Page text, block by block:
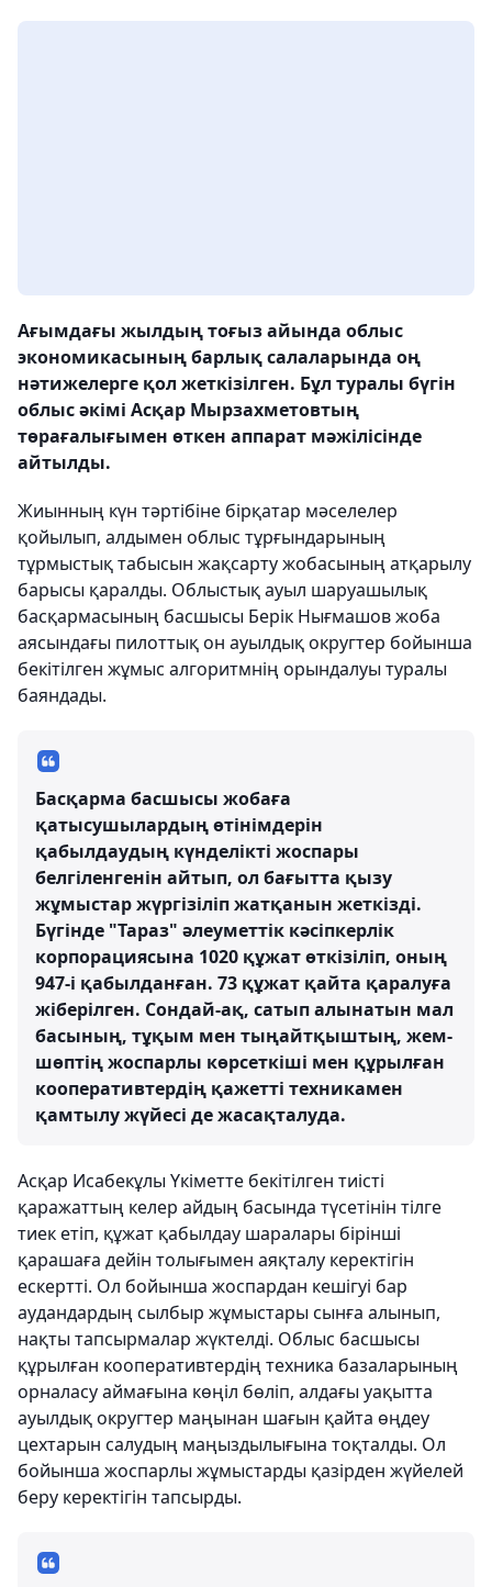
Ағымдағы жылдың тоғыз айында облыс
экономикасының барлық салаларында оң
нәтижелерге қол жеткізілген. Бұл туралы бүгін
облыс әкімі Асқар Мырзахметовтың
төрағалығымен өткен аппарат мәжілісінде
айтылды.
Жиынның күн тәртібіне бірқатар мәселелер
қойылып, алдымен облыс тұрғындарының
тұрмыстық табысын жақсарту жобасының атқарылу
барысы қаралды. Облыстық ауыл шаруашылық
басқармасының басшысы Берік Нығмашов жоба
аясындағы пилоттық он ауылдық округтер бойынша
бекітілген жұмыс алгоритмнің орындалуы туралы
баяндады.
Басқарма басшысы жобаға
қатысушылардың өтінімдерін
қабылдаудың күнделікті жоспары
белгіленгенін айтып, ол бағытта қызу
жұмыстар жүргізіліп жатқанын жеткізді.
Бүгінде "Тараз" әлеуметтік кәсіпкерлік
корпорациясына 1020 құжат өткізіліп, оның
947-і қабылданған. 73 құжат қайта қаралуға
жіберілген. Сондай-ақ, сатып алынатын мал
басының, тұқым мен тыңайтқыштың, жем-
шөптің жоспарлы көрсеткіші мен құрылған
кооперативтердің қажетті техникамен
қамтылу жүйесі де жасақталуда.
Асқар Исабекұлы Үкіметте бекітілген тиісті
қаражаттың келер айдың басында түсетінін тілге
тиек етіп, құжат қабылдау шаралары бірінші
қарашаға дейін толығымен аяқталу керектігін
ескертті. Ол бойынша жоспардан кешігуі бар
аудандардың сылбыр жұмыстары сынға алынып,
нақты тапсырмалар жүктелді. Облыс басшысы
құрылған кооперативтердің техника базаларының
орналасу аймағына көңіл бөліп, алдағы уақытта
ауылдық округтер маңынан шағын қайта өңдеу
цехтарын салудың маңыздылығына тоқталды. Ол
бойынша жоспарлы жұмыстарды қазірден жүйелей
беру керектігін тапсырды.